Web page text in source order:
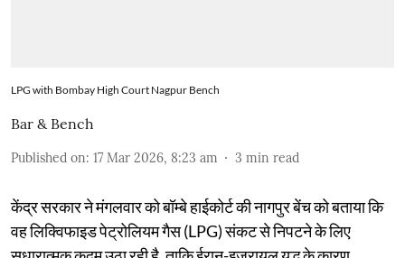
LPG with Bombay High Court Nagpur Bench
Bar & Bench
Published on: 17 Mar 2026, 8:23 am 3 min read
केंद्र सरकार ने मंगलवार को बॉम्बे हाईकोर्ट की नागपुर बेंच को बताया कि
वह लिक्विफाइड पेट्रोलियम गैस (LPG) संकट से निपटने के लिए